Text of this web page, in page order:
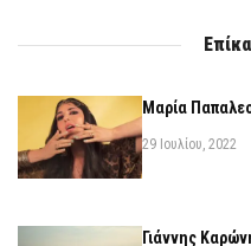
Μαρία
29 Ιουλίου, 2022
Γιάννης